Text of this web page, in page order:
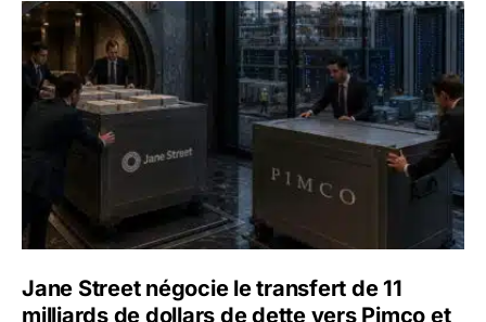
Jane Street négocie le transfert de 11 milliards de
Jane Street négocie le transfert de 11
milliards de dollars de dette vers Pimco et